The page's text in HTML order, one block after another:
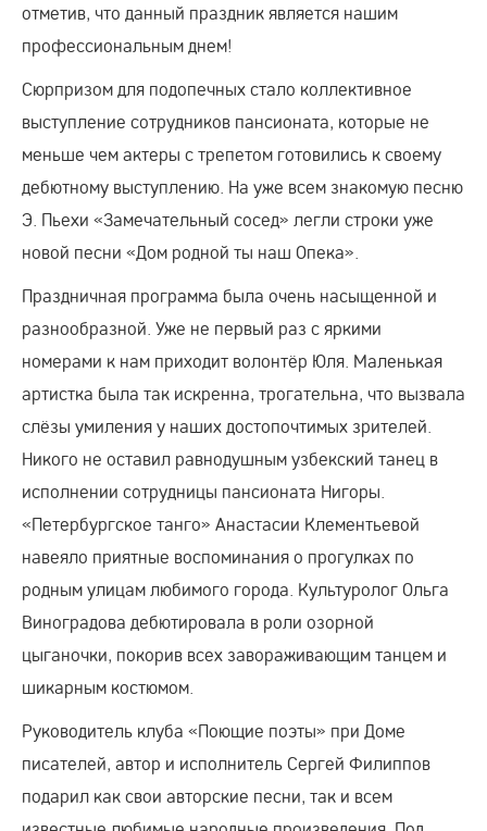
отметив, что данный праздник является нашим
профессиональным днем!
Сюрпризом для подопечных стало коллективное
выступление сотрудников пансионата, которые не
меньше чем актеры с трепетом готовились к своему
дебютному выступлению. На уже всем знакомую песню
Э. Пьехи «Замечательный сосед» легли строки уже
новой песни «Дом родной ты наш Опека».
Праздничная программа была очень насыщенной и
разнообразной. Уже не первый раз с яркими
номерами к нам приходит волонтёр Юля. Маленькая
артистка была так искренна, трогательна, что вызвала
слёзы умиления у наших достопочтимых зрителей.
Никого не оставил равнодушным узбекский танец в
исполнении сотрудницы пансионата Нигоры.
«Петербургское танго» Анастасии Клементьевой
навеяло приятные воспоминания о прогулках по
родным улицам любимого города. Культуролог Ольга
Виноградова дебютировала в роли озорной
цыганочки, покорив всех завораживающим танцем и
шикарным костюмом.
Руководитель клуба «Поющие поэты» при Доме
писателей, автор и исполнитель Сергей Филиппов
подарил как свои авторские песни, так и всем